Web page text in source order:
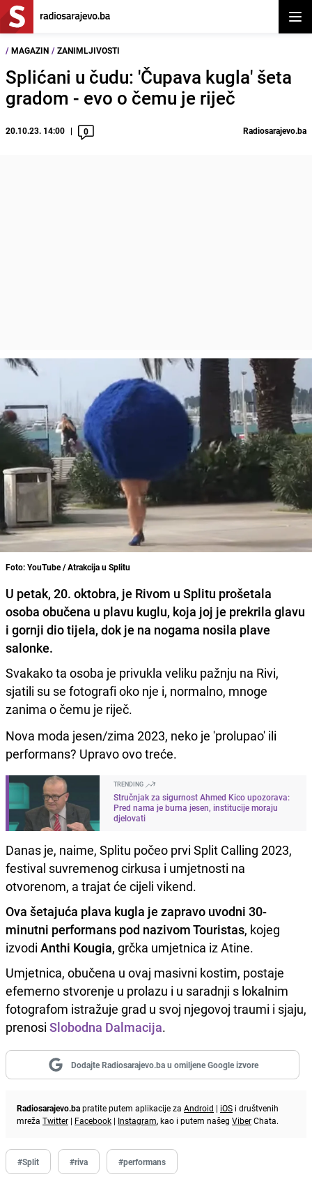
/ MAGAZIN / ZANIMLJIVOSTI
Splićani u čudu: 'Čupava kugla' šeta
gradom - evo o čemu je riječ
20.10.23. 14:00 0 Radiosarajevo.ba
Foto: YouTube / Atrakcija u Splitu
U petak, 20. oktobra, je Rivom u Splitu prošetala
osoba obučena u plavu kuglu, koja joj je prekrila glavu
i gornji dio tijela, dok je na nogama nosila plave
salonke.
Svakako ta osoba je privukla veliku pažnju na Rivi,
sjatili su se fotografi oko nje i, normalno, mnoge
zanima o čemu je riječ.
Nova moda jesen/zima 2023, neko je 'prolupao' ili
performans? Upravo ovo treće.
TRENDING
Stručnjak za sigurnost Ahmed Kico upozorava:
Pred nama je burna jesen, institucije moraju
djelovati
Danas je, naime, Splitu počeo prvi Split Calling 2023,
festival suvremenog cirkusa i umjetnosti na
otvorenom, a trajat će cijeli vikend.
Ova šetajuća plava kugla je zapravo uvodni 30-
minutni performans pod nazivom Touristas, kojeg
izvodi Anthi Kougia, grčka umjetnica iz Atine.
Umjetnica, obučena u ovaj masivni kostim, postaje
efemerno stvorenje u prolazu i u saradnji s lokalnim
fotografom istražuje grad u svoj njegovoj traumi i sjaju,
prenosi Slobodna Dalmacija.
Dodajte Radiosarajevo.ba u omiljene Google izvore
Radiosarajevo.bapratite putem aplikacije za Android | iOS i društvenih
mreža Twitter | Facebook | Instagram, kao i putem našeg ViberChata.
#Split #riva #performans